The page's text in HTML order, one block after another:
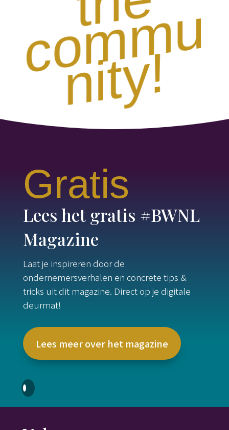
u
!
Gratis
Lees het gratis #BWNL
Magazine
Laat je inspireren door de
ondernemersverhalen en concrete tips &
tricks uit dit magazine. Direct op je digitale
deurmat!
Lees meer over het magazine